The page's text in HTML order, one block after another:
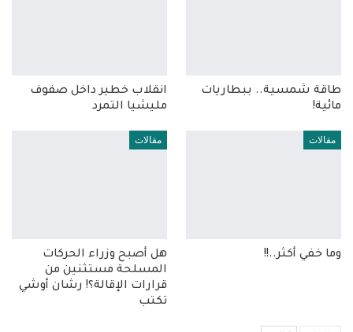
طاقة شمسية.. ببطاريات
مائية!
انقلاب خطير داخل صفوف
مليشيا التمرد
مقالات
وما خفي أكثر..!!
مقالات
هل أصبح وزراء الحركات
المسلحة مستثنين من
قرارات الإقالة؟! رشان أوشي
تكتب